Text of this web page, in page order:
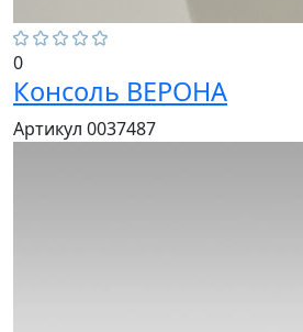
0
Консоль ВЕРОНА
Артикул 0037487